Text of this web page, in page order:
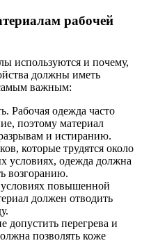
рабочей
используются и почему,
должны иметь
важным:
Рабочая одежда часто
поэтому материал
и истиранию.
которые трудятся около
условиях, одежда должна
возгоранию.
повышенной
должен отводить
перегрева и
позволять коже